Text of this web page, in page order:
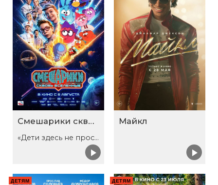
Смешарики сквозь вселенные
«Дети здесь не просто так»
Майкл
ДЕТЯМ
ДЕТЯМ